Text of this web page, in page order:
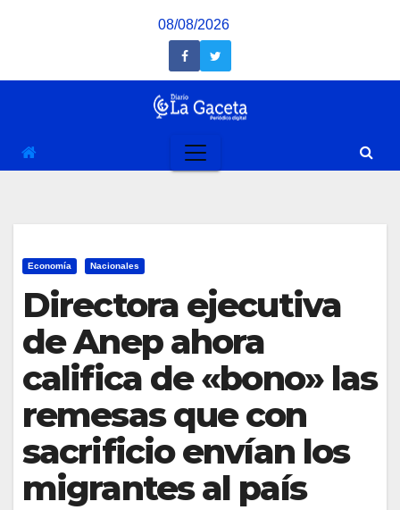
08/08/2026
Economía Nacionales
Directora ejecutiva
de Anep ahora
califica de «bono» las
remesas que con
sacrificio envían los
migrantes al país